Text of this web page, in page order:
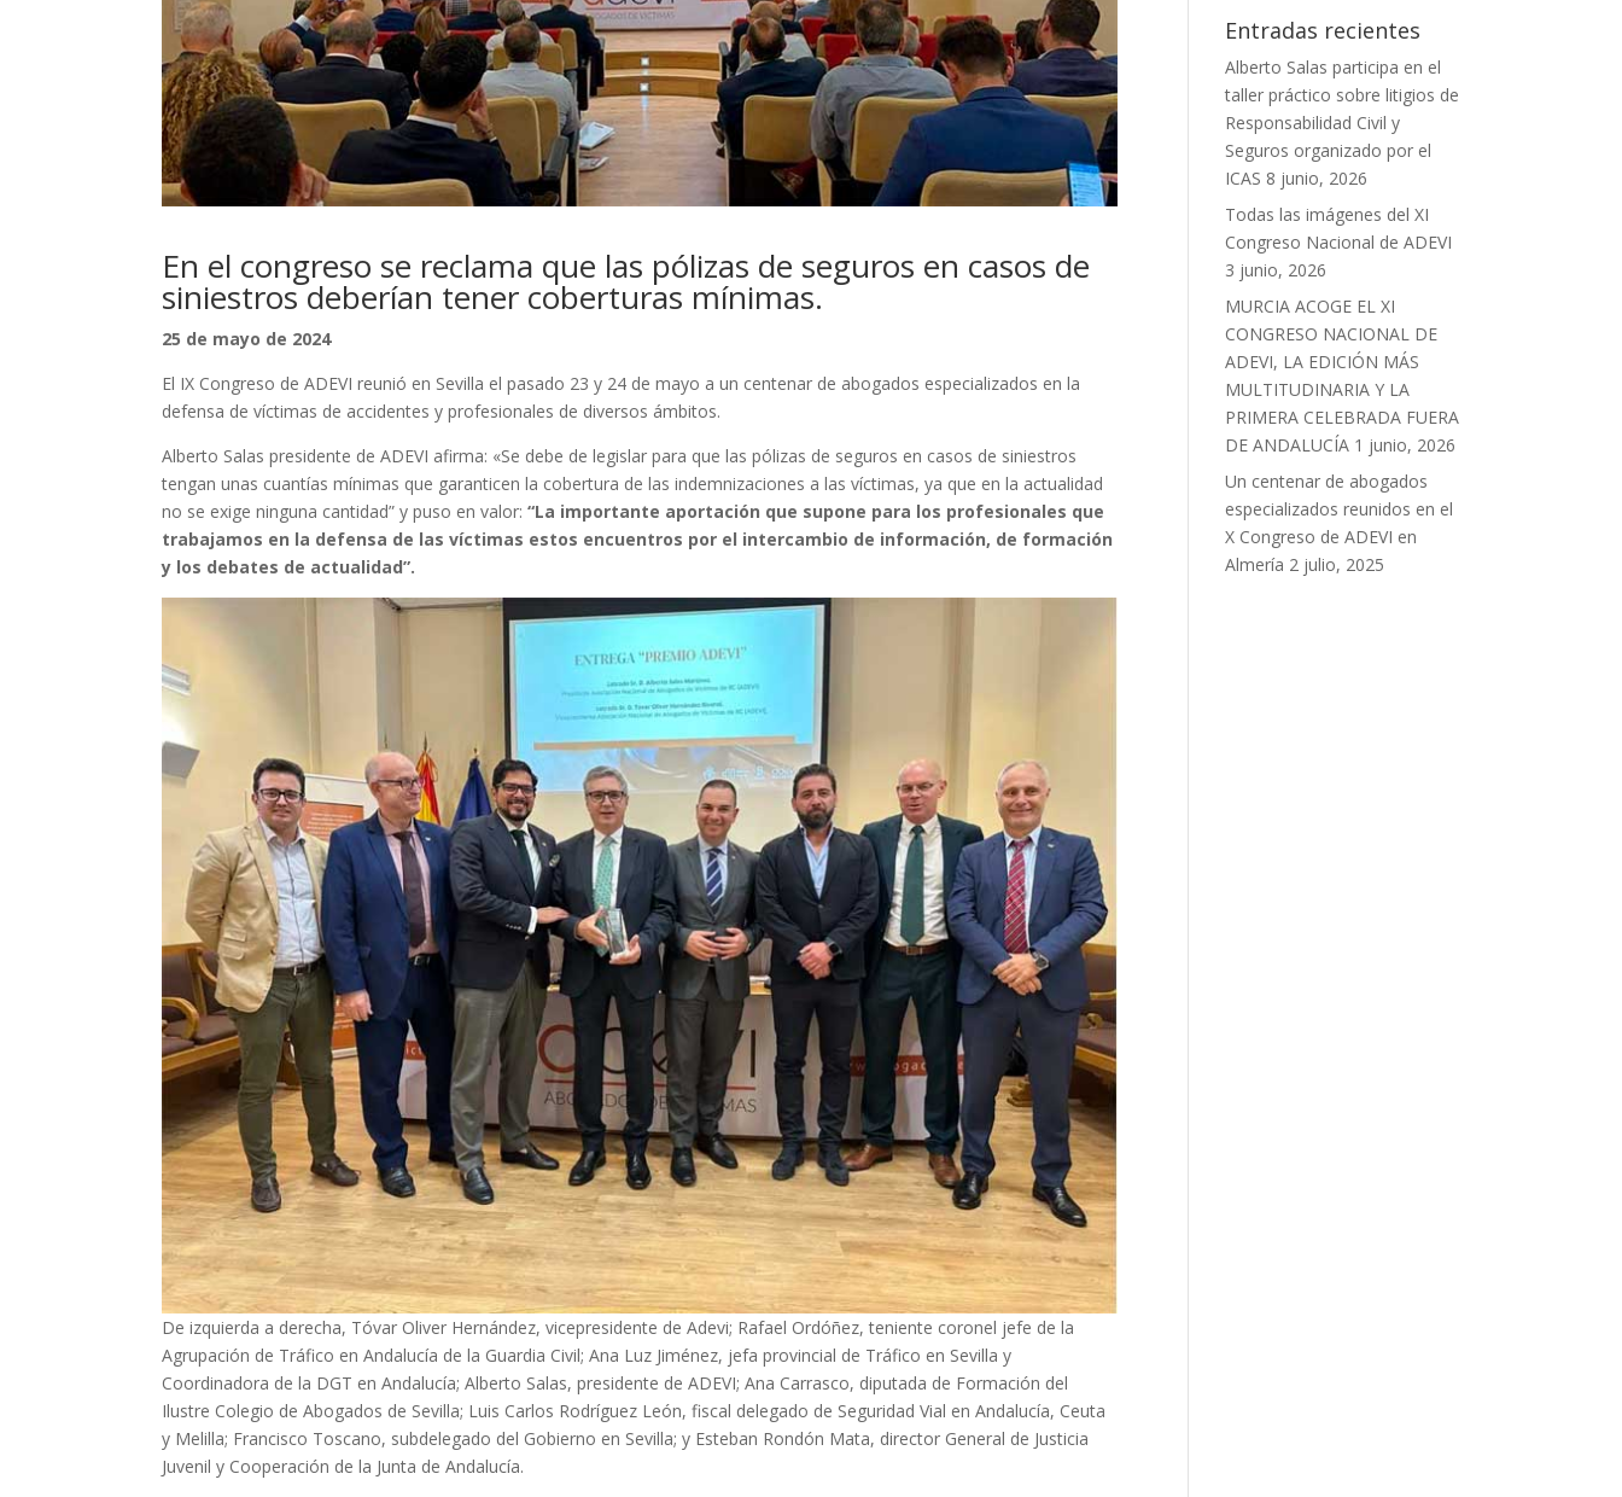
En el congreso se reclama que las pólizas de seguros en casos de
siniestros deberían tener coberturas mínimas.
25 de mayo de 2024
El IX Congreso de ADEVI reunió en Sevilla el pasado 23 y 24 de mayo a un centenar de abogados especializados en la
defensa de víctimas de accidentes y profesionales de diversos ámbitos.
Alberto Salas presidente de ADEVI afirma: «Se debe de legislar para que las pólizas de seguros en casos de siniestros
tengan unas cuantías mínimas que garanticen la cobertura de las indemnizaciones a las víctimas, ya que en la actualidad
no se exige ninguna cantidad” y puso en valor:“La importante aportación que supone para los profesionales que
trabajamos en la defensa de las víctimas estos encuentros por el intercambio de información, de formación
y los debates de actualidad”.
De izquierda a derecha, Tóvar Oliver Hernández, vicepresidente de Adevi; Rafael Ordóñez, teniente coronel jefe de la
Agrupación de Tráfico en Andalucía de la Guardia Civil; ⁠Ana Luz Jiménez, jefa provincial de Tráfico en Sevilla y
Coordinadora de la DGT en Andalucía; ⁠Alberto Salas, presidente de ADEVI; Ana Carrasco, diputada de Formación del
Ilustre Colegio de Abogados de Sevilla; ⁠Luis Carlos Rodríguez León, fiscal delegado de Seguridad Vial en Andalucía, Ceuta
y Melilla; ⁠Francisco Toscano, subdelegado del Gobierno en Sevilla; y ⁠Esteban Rondón Mata, director General de Justicia
Juvenil y Cooperación de la Junta de Andalucía.
Entradas recientes
Alberto Salas participa en el
taller práctico sobre litigios de
Responsabilidad Civil y
Seguros organizado por el
ICAS 8 junio, 2026
Todas las imágenes del XI
Congreso Nacional de ADEVI
3 junio, 2026
MURCIA ACOGE EL XI
CONGRESO NACIONAL DE
ADEVI, LA EDICIÓN MÁS
MULTITUDINARIA Y LA
PRIMERA CELEBRADA FUERA
DE ANDALUCÍA 1 junio, 2026
Un centenar de abogados
especializados reunidos en el
X Congreso de ADEVI en
Almería 2 julio, 2025